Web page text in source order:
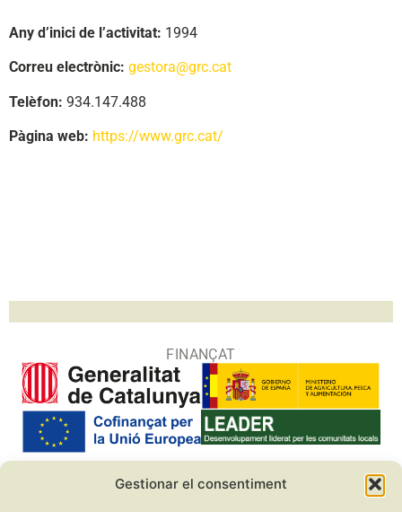
Gestionar el consentiment
Any d’inici de l’activitat: 1994
Correu electrònic: gestora@grc.cat
Telèfon: 934.147.488
Pàgina web: https://www.grc.cat/
FINANÇAT
COL·LABORADORS